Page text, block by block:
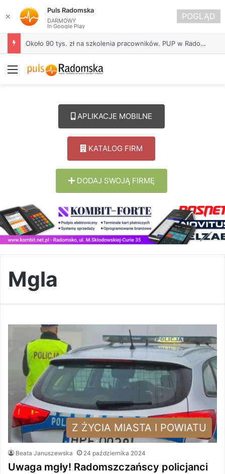
Około 90 tys. zł na szkolenia pracowników. PUP w Radomsku ogłasza nabór wniosków
Menu
APLIKACJE MOBILNE
KATALOG FIRM
DODAJ SWOJĄ FIRMĘ
Mgla
Z ŻYCIA MIASTA I POWIATU
Beata Januszewska 24 października 2024
Uwaga mgły! Radomszczańscy policjanci
✕
Puls Radomska
DARMOWY
In Google Play
POGLĄD